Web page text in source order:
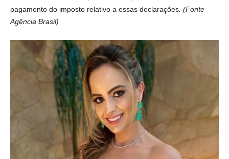
pagamento do imposto relativo a essas declarações. (Fonte
Agência Brasil)